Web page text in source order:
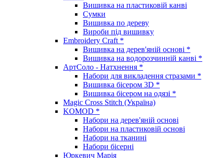
Вишивка на пластиковій канві
Сумки
Вишивка по дереву
Вироби під вишивку
Embroidery Craft *
Вишивка на дерев'яній основі *
Вишивка на водорозчинній канві *
АртСоло - Натхнення *
Набори для викладення стразами *
Вишивка бісером 3D *
Вишивка бісером на одязі *
Magic Cross Stitch (Україна)
KOMOD *
Набори на дерев'яній основі
Набори на пластиковій основі
Набори на тканині
Набори бісерні
Юркевич Марія